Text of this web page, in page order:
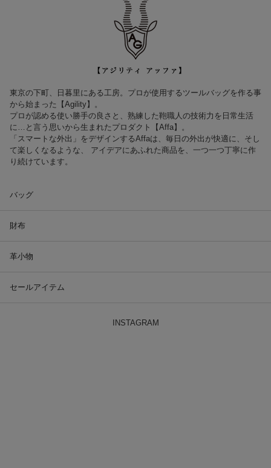
東京の下町、日暮里にある工房。プロが使用するツールバッグを作る事
から始まった【Agility】。
プロが認める使い勝手の良さと、熟練した鞄職人の技術力を日常生活
に…と言う思いから生まれたプロダクト【Affa】。
「スマートな外出」をデザインするAffaは、毎日の外出が快適に、そし
て楽しくなるような、 アイデアにあふれた商品を、一つ一つ丁寧に作
り続けています。
バッグ
財布
革小物
セールアイテム
INSTAGRAM